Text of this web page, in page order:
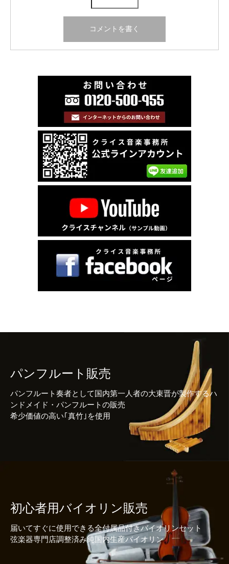
パンフルート販売
パンフルート奏者として国内第一人者の大束晋が製作するハ
ンドメイド・パンフルートの販売
希少価値の高い｢真竹｣を使用
初心者用バイオリン販売
届いてすぐに使用できる全付属品付きバイオリンセット
弦楽器専門店調整済み純国内生産バイオリン